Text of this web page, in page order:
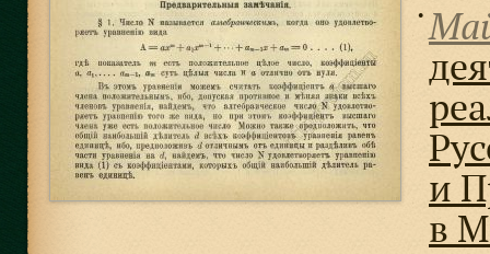
●
и
в